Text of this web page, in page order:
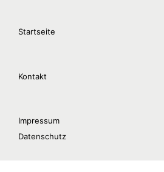
Startseite
Kontakt
Impressum
Datenschutz